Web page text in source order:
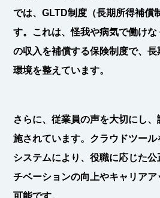
では、GLTD制度 （長期所得補償
す。これは、怪我や病気で働け
の収入を補償する保険制度で、
環境を整えています。
さらに、従業員の声を大切にし、
施されています。クラウドツー
システムにより、役職に応じた
チベーションの向上やキャリア